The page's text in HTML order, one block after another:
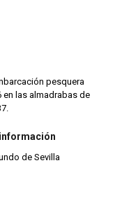
pesquera
en las almadrabas de
de Sevilla